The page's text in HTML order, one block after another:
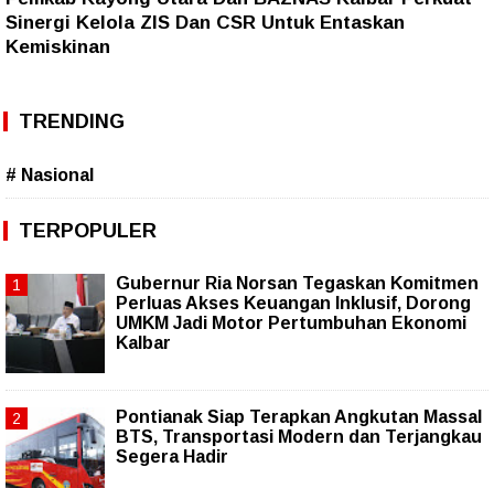
Sinergi Kelola ZIS Dan CSR Untuk Entaskan
Kemiskinan
TRENDING
# Nasional
TERPOPULER
Gubernur Ria Norsan Tegaskan Komitmen
Perluas Akses Keuangan Inklusif, Dorong
UMKM Jadi Motor Pertumbuhan Ekonomi
Kalbar
Pontianak Siap Terapkan Angkutan Massal
BTS, Transportasi Modern dan Terjangkau
Segera Hadir